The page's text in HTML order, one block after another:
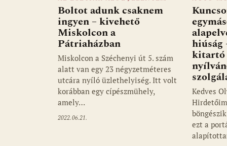
Boltot adunk csaknem
ingyen – kivehető
Miskolcon a
Pátriaházban
Miskolcon a Széchenyi út 5. szám
alatt van egy 23 négyzetméteres
utcára nyíló üzlethelyiség. Itt volt
korábban egy cípészmühely,
amely…
2022.06.21.
hiúság
kitartó
Kedves
ezt a